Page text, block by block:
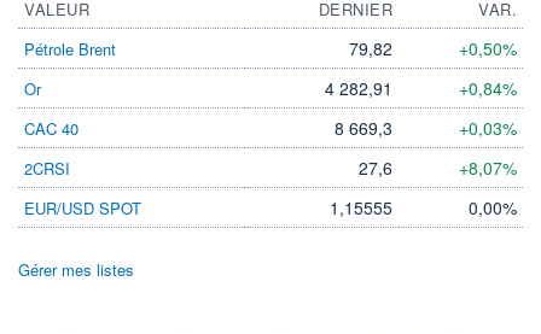
VALEUR DERNIER
VAR.
Pétrole Brent
79,82 +0,50%
Or 4 282,91 +0,84%
CAC 40 8 669,3 +0,03%
2CRSI 27,6 +8,07%
EUR/USD SPOT 1,15555 0,00%
Gérer mes listes